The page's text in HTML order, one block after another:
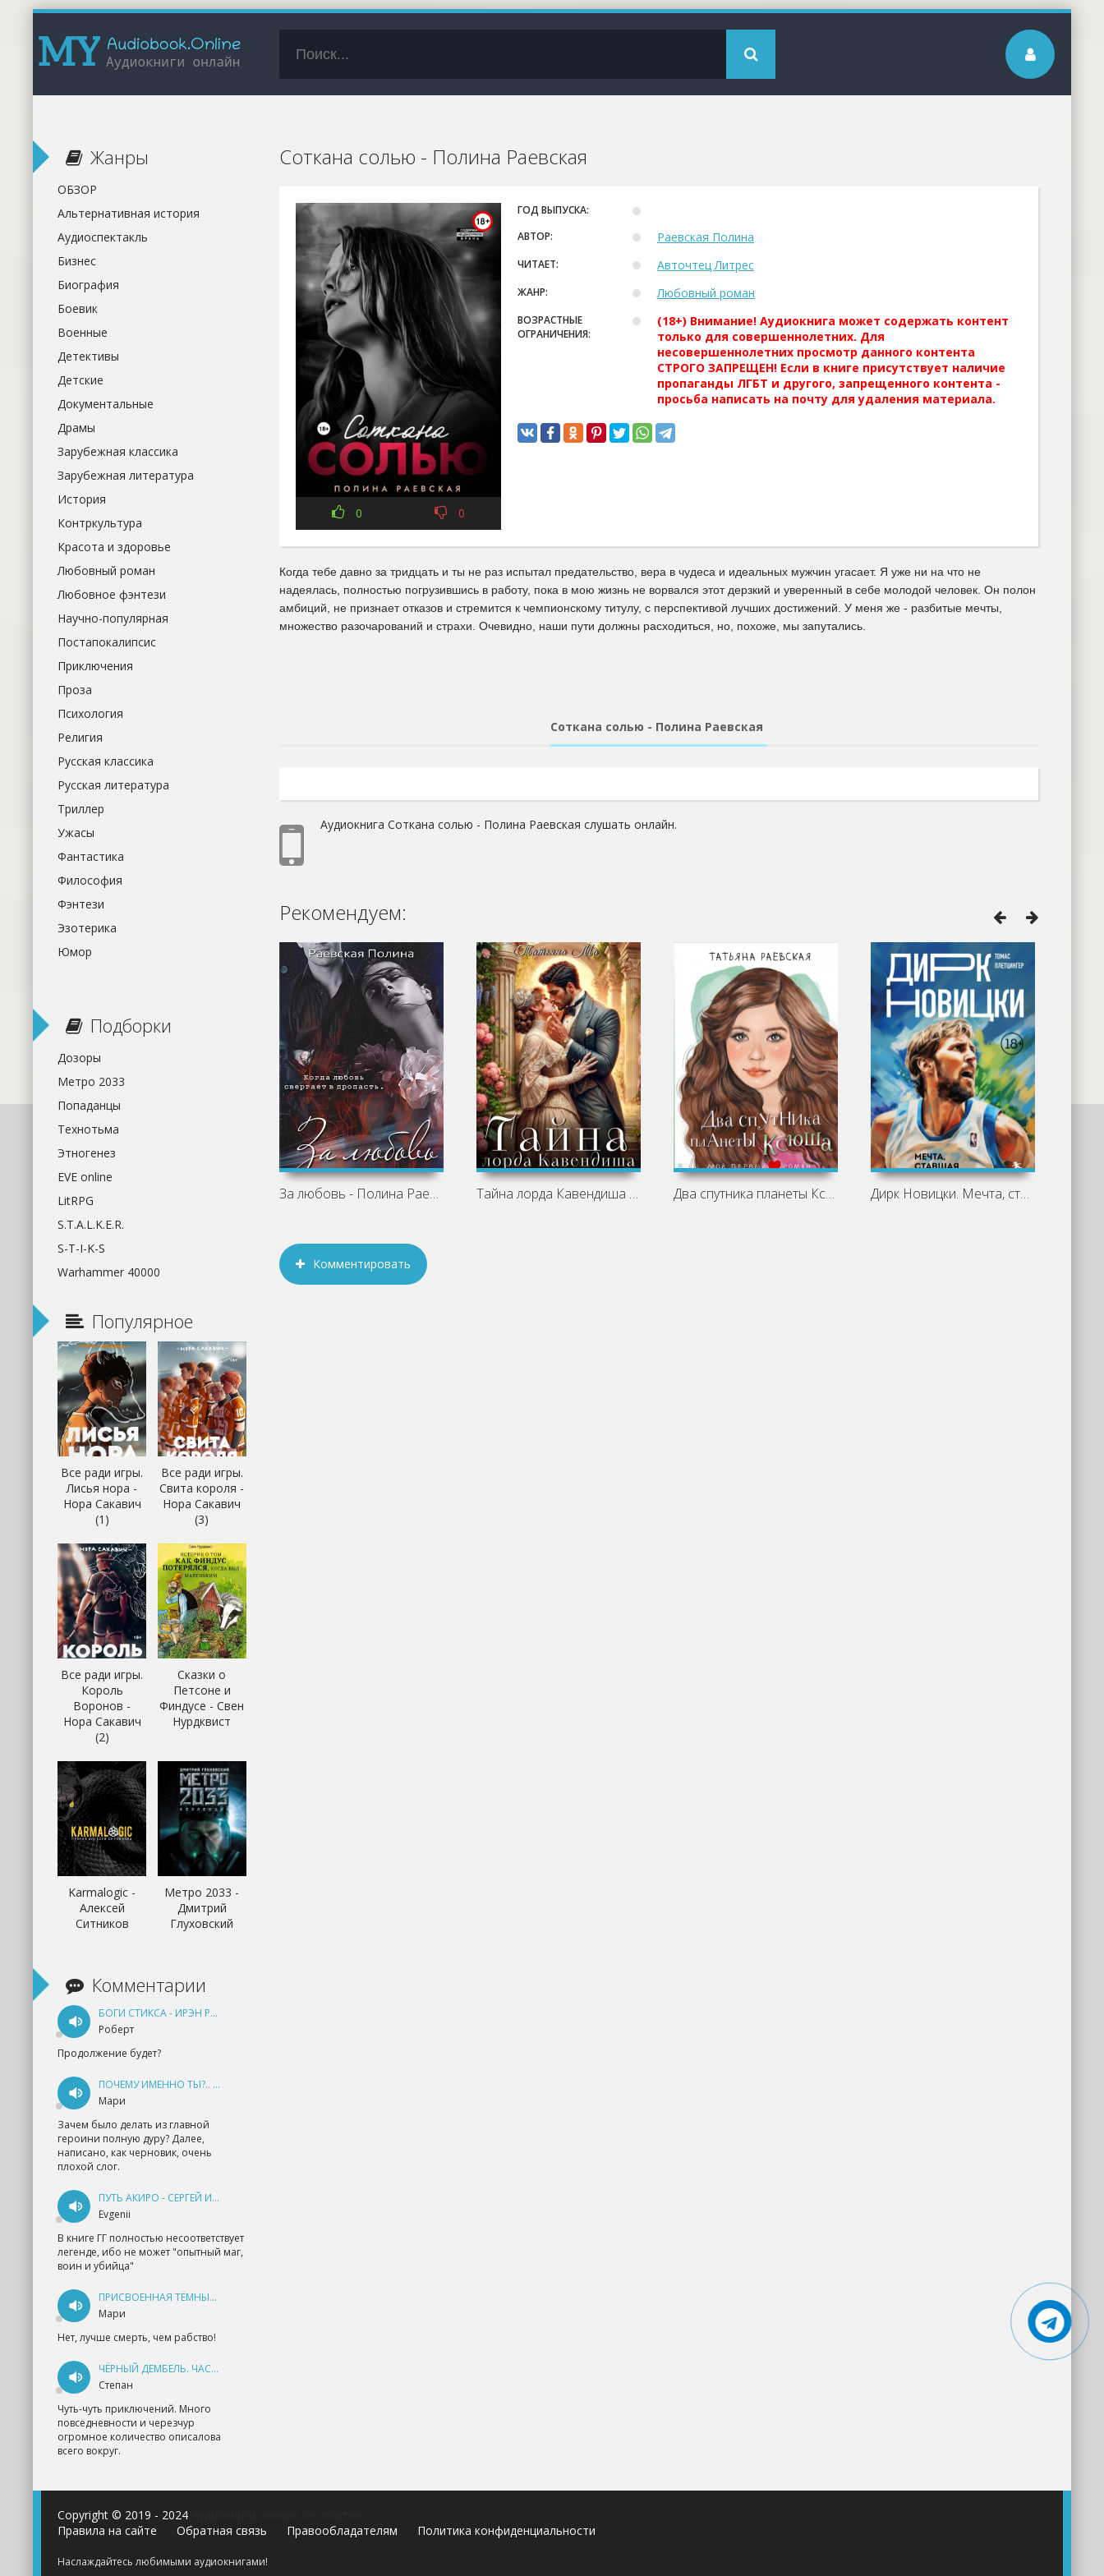
Соткана солью - Полина Раевская
0 0
ГОД ВЫПУСКА:
АВТОР:
Раевская Полина
ЧИТАЕТ: Авточтец Литрес
ЖАНР: Любовный роман
ВОЗРАСТНЫЕ
ОГРАНИЧЕНИЯ:
(18+) Внимание! Аудиокнига может содержать контент
только для совершеннолетних. Для
несовершеннолетних просмотр данного контента
СТРОГО ЗАПРЕЩЕН! Если в книге присутствует наличие
пропаганды ЛГБТ и другого, запрещенного контента -
просьба написать на почту для удаления материала.
Когда тебе давно за тридцать и ты не раз испытал предательство, вера в чудеса и идеальных мужчин угасает. Я уже ни на что не
надеялась, полностью погрузившись в работу, пока в мою жизнь не ворвался этот дерзкий и уверенный в себе молодой человек. Он полон
амбиций, не признает отказов и стремится к чемпионскому титулу, с перспективой лучших достижений. У меня же - разбитые мечты,
множество разочарований и страхи. Очевидно, наши пути должны расходиться, но, похоже, мы запутались.
Соткана солью - Полина Раевская
Аудиокнига Соткана солью - Полина Раевская слушать онлайн.
Рекомендуем:
За любовь - Полина Раевская Тайна лорда Кавендиша - Татьяна Ма Два спутника планеты Ксюша - Татьяна Дирк Новицки. Мечта, ставшая
Комментировать
Жанры
ОБЗОР
Альтернативная история
Аудиоспектакль
Бизнес
Биография
Боевик
Военные
Детективы
Детские
Документальные
Драмы
Зарубежная классика
Зарубежная литература
История
Контркультура
Красота и здоровье
Любовный роман
Любовное фэнтези
Научно-популярная
Постапокалипсис
Приключения
Проза
Психология
Религия
Русская классика
Русская литература
Триллер
Ужасы
Фантастика
Философия
Фэнтези
Эзотерика
Юмор
Подборки
Дозоры
Метро 2033
Попаданцы
Технотьма
Этногенез
EVE online
LitRPG
S.T.A.L.K.E.R.
S-T-I-K-S
Warhammer 40000
Популярное
Все ради игры.
Лисья нора -
Нора Сакавич
(1)
Все ради игры.
Свита короля -
Нора Сакавич
(3)
Все ради игры.
Король
Воронов -
Нора Сакавич
(2)
Сказки о
Петсоне и
Финдусе - Свен
Нурдквист
Karmalogic -
Алексей
Ситников
Метро 2033 -
Дмитрий
Глуховский
Комментарии
БОГИ СТИКСА - ИРЭН РУДКЕВИЧ
Роберт
Продолжение будет?
ПОЧЕМУ ИМЕННО ТЫ?.. КНИГА 1 - ЕКАТЕРИНА ЮДИНА
Мари
Зачем было делать из главной
героини полную дуру? Далее,
написано, как черновик, очень
плохой слог.
ПУТЬ АКИРО - СЕРГЕЙ ИЗМАЙЛОВ
Evgenii
В книге ГГ полностью несоответствует
легенде, ибо не может "опытный маг,
воин и убийца"
ПРИСВОЕННАЯ ТЁМНЫМ. ПРОКЛЯТАЯ ЛЮБОВЬ - АННА ГЕРР
Мари
Нет, лучше смерть, чем рабство!
ЧЁРНЫЙ ДЕМБЕЛЬ. ЧАСТЬ 1 - АНДРЕЙ ФЕДИН
Степан
Чуть-чуть приключений. Много
повседневности и черезчур
огромное количество описалова
всего вокруг.
Copyright © 2019 - 2024
Правила на сайте
Обратная связь Правообладателям Политика конфиденциальности
Наслаждайтесь любимыми аудиокнигами!